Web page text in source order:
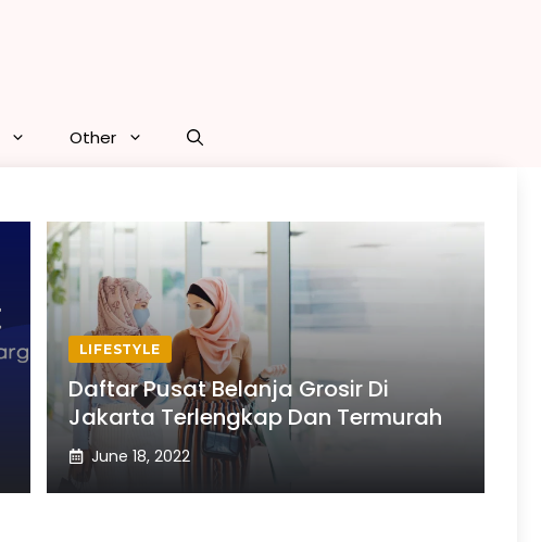
Other
LIFESTYLE
Daftar Pusat Belanja Grosir Di
Jakarta Terlengkap Dan Termurah
June 18, 2022